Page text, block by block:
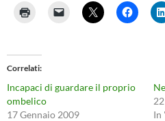
Correlati
Incapaci di guardare il proprio
ombelico
17 Gennaio 2009
In